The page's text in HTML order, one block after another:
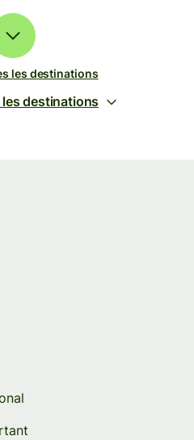
les destinations
destinations